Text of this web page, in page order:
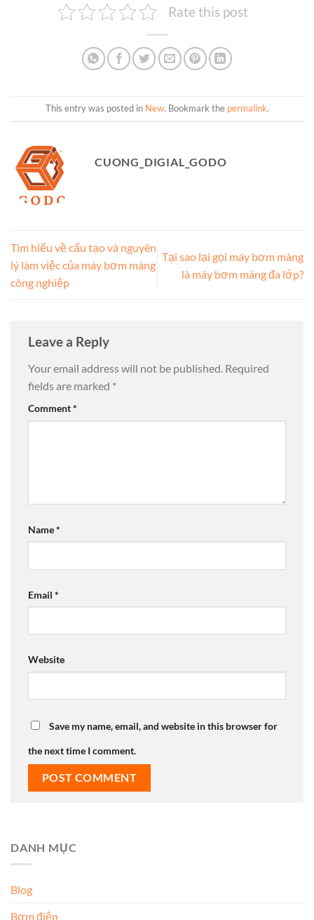
Rate this post
This entry was posted in New. Bookmark the permalink.
CUONG_DIGIAL_GODO
Tìm hiểu về cấu tạo và nguyên
lý làm việc của máy bơm màng
công nghiệp
Tại sao lại gọi máy bơm màng
là máy bơm màng đa lớp?
Leave a Reply
Your email address will not be published. Required
fields are marked *
Comment*
Name*
Email *
Website
Save my name, email, and website in this browser for
the next time I comment.
DANH MỤC
Blog
Bơm điện